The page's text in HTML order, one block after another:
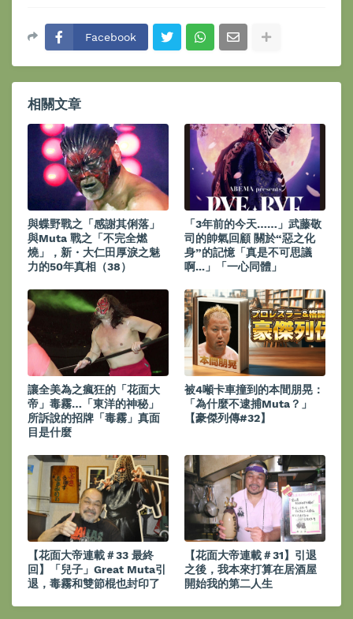
Facebook
相關文章
與蝶野戰之「感謝其俐落」
與Muta 戰之「不完全燃
燒」，新・大仁田厚淚之魅
力的50年真相（38）
「3年前的今天……」武藤敬
司的帥氣回顧 關於“惡之化
身”的記憶「真是不可思議
啊...」「一心同體」
讓全美為之瘋狂的「花面大
帝」毒霧…「東洋的神秘」
所訴說的招牌「毒霧」真面
目是什麼
被4噸卡車撞到的本間朋晃：
「為什麼不逮捕Muta？」
【豪傑列傳#32】
【花面大帝連載＃33 最終
回】「兒子」Great Muta引
退，毒霧和雙節棍也封印了
【花面大帝連載＃31】引退
之後，我本來打算在居酒屋
開始我的第二人生